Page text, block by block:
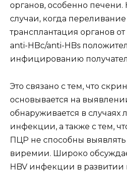
органов, особенно
случаи, когда
трансплантация органов
anti-HBc/anti-HBs
инфицированию
Это связано с тем, что
основывается на
обнаруживается в случаях
инфекции, а также с тем,
ПЦР не способны
виремии. Широко
HBV инфекции в